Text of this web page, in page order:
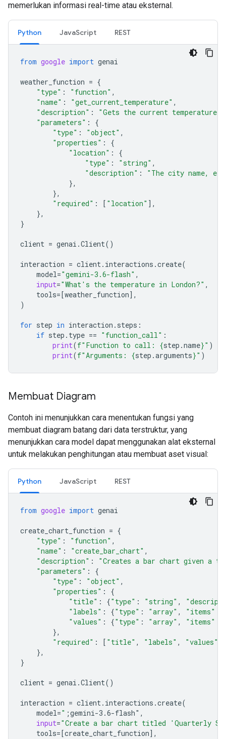
memerlukan informasi real-time atau eksternal.
Python JavaScript REST
from google import genai
weather_function = {
"type" : "function" ,
"name" : "get_current_temperature" ,
"description" :
"Gets the current
"parameters" :
{
"type" : "object" ,
"properties" :
{
"location" :
{
"type" : "string" ,
"description" :
"The city name,
},
},
"required" : [ "location" ],
},
}
client = genai .Client()
interaction = client. interactions .create(
model="gemini-3.6-flash" ,
input="What's the temperature in London?" ,
tools=[weather_function],
)
for step in interaction . steps :
if step . type == "function_call" :
print(f"Function to call: {step .name}" )
print(f"Arguments: {step .arguments}" )
Membuat Diagram
Contoh ini menunjukkan cara menentukan fungsi yang
membuat diagram batang dari data terstruktur, yang
menunjukkan cara model dapat menggunakan alat eksternal
untuk melakukan penghitungan atau membuat aset visual:
Python JavaScript REST
from google import genai
create_chart_function = {
"type" : "function" ,
"name" : "create_bar_chart" ,
"description" :
"Creates a bar chart given a
"parameters" :
{
"type" : "object" ,
"properties" :
{
"title" : {"type" : "string" ,
"labels" : {"type" : "array" , "items"
"values" : {"type" : "array" , "items"
},
"required" : [ "title" , "labels" , "values"
},
}
client = genai .Client()
interaction = client. interactions .create(
model=" ;gemini-3.6-flash" ,
input="Create a bar chart titled 'Quarterly
tools=[create_chart_function],